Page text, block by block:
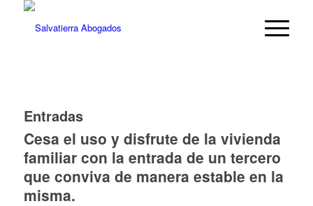
Entradas
Cesa el uso y disfrute de la vivienda
familiar con la entrada de un tercero
que conviva de manera estable en la
misma.